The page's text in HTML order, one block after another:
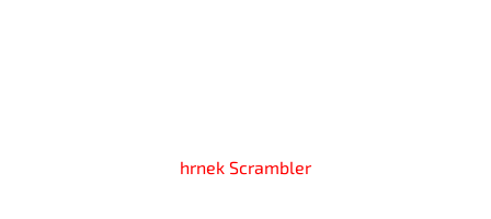
hrnek Scrambler